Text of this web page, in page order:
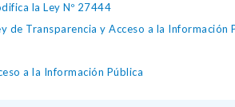
la Ley Nº 27444
de Transparencia y Acceso a la
a la Información Pública